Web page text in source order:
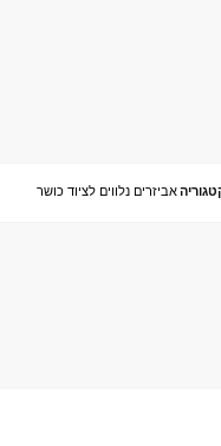
אביזרים נלווים לציוד כושר